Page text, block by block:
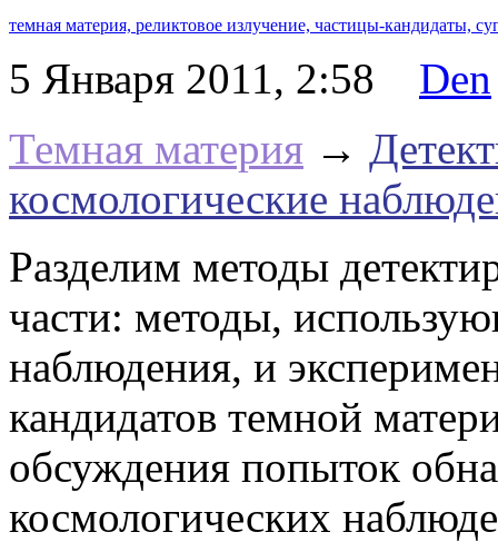
темная материя, реликтовое излучение, частицы-кандидаты,
5 Января 2011, 2:58 Den
Темная материя →
космологические
Разделим методы
части: методы,
наблюдения, и
кандидатов темной
обсуждения попыток
космологических